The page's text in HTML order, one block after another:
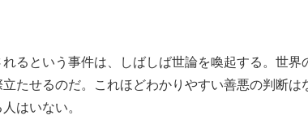
るという事件は、しばしば世論を喚起する。世界
たせるのだ。これほどわかりやすい善悪の判断は
はいない。